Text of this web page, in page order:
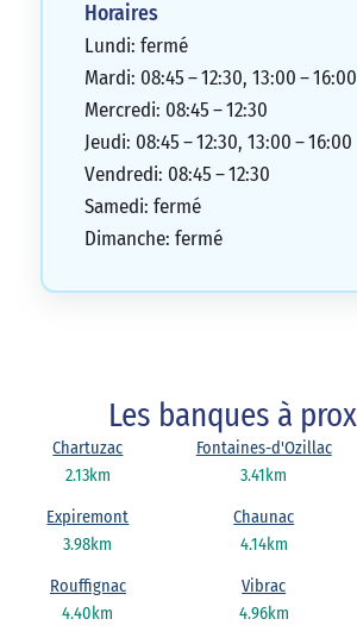
Horaires
Lundi: fermé
Mardi: 08:45 – 12:30, 13:00 – 16:00
Mercredi: 08:45 – 12:30
Jeudi: 08:45 – 12:30, 13:00 – 16:00
Vendredi: 08:45 – 12:30
Samedi: fermé
Dimanche: fermé
Les banques à
2.13km
Chartuzac
3.41km
Fontaines-d'Ozillac
3.98km
Expiremont
4.14km
Chaunac
4.40km
Rouffignac
4.96km
Vibrac